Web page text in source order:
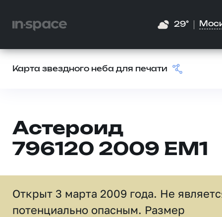
29°
Карта звездного неба для печати
Астероид
796120 2009 EM1
Открыт 3 марта 2009 года. Не
потенциально опасным. Размер